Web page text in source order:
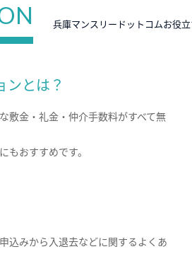
兵庫マンスリードットコムお役
ンとは？
敷金・礼金・仲介手数料がすべて無
もおすすめです。
込みから入退去などに関するよくあ